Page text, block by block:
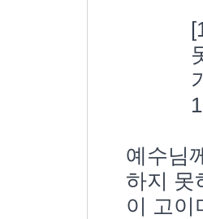
예수님
하지 못
이 고